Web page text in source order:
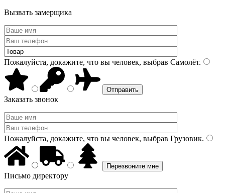
Вызвать замерщика
Пожалуйста, докажите, что вы человек, выбрав Самолёт.
Заказать звонок
Пожалуйста, докажите, что вы человек, выбрав Грузовик.
Письмо директору